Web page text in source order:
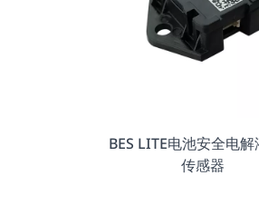
BES LITE电池安全电
传感器